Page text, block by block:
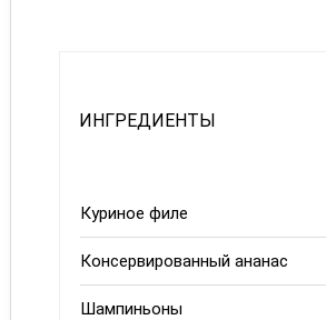
ИНГРЕДИЕНТЫ
Куриное филе
Консервированный ананас
Шампиньоны